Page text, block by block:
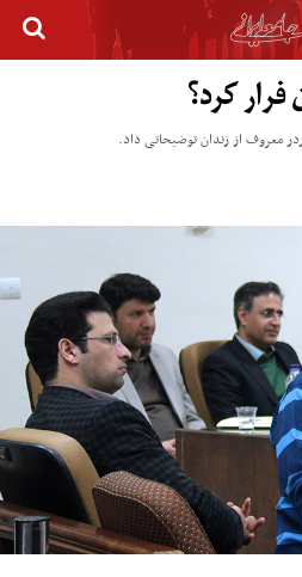
فرار کرد؟
معروف از زندان توضیحاتی داد.